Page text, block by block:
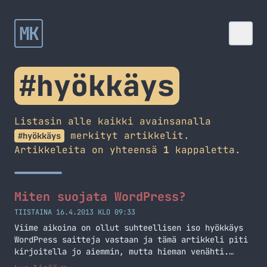
MK
#hyökkäys
Listasin alle kaikki avainsanalla
#hyökkäys
merkityt artikkelit.
Artikkeleita on yhteensä 1 kappaletta.
Miten suojata WordPress?
TIISTAINA 16.4.2013 KLO 09:33
Viime aikoina on ollut suhteellisen iso hyökkäys
WordPress saitteja vastaan ja tämä artikkeli piti
kirjoitella jo aiemmin, mutta hieman venähti.
Listaankin alle pienen tehtävälistan tapaisen jota